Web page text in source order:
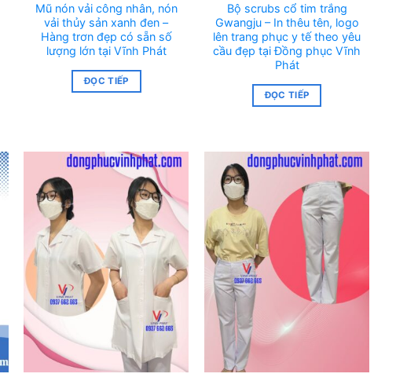
Mũ nón vải công nhân, nón
vải thủy sản xanh đen –
Hàng trơn đẹp có sẵn số
lượng lớn tại Vĩnh Phát
ĐỌC TIẾP
Bộ scrubs cổ tim trắng
Gwangju – In thêu tên, logo
lên trang phục y tế theo yêu
cầu đẹp tại Đồng phục Vĩnh
Phát
ĐỌC TIẾP